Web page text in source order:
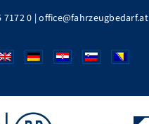
7172 0 |office@fahrzeugbedarf.at